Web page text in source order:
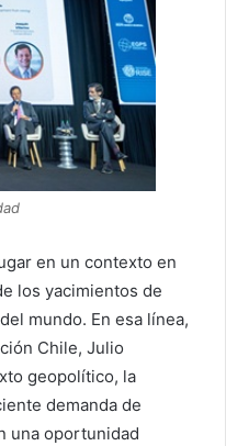
en un contexto en
los yacimientos de
mundo. En esa línea,
Chile, Julio
geopolítico, la
demanda de
una oportunidad